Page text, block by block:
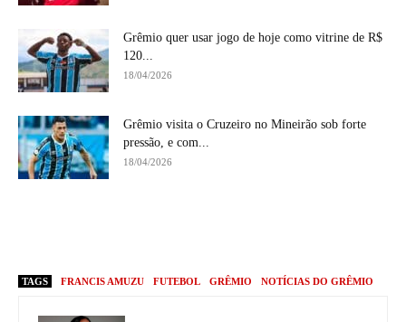
Grêmio quer usar jogo de hoje como vitrine de R$
120...
18/04/2026
Grêmio visita o Cruzeiro no Mineirão sob forte
pressão, e com...
18/04/2026
TAGS FRANCIS AMUZU FUTEBOL GRÊMIO NOTÍCIAS DO GRÊMIO